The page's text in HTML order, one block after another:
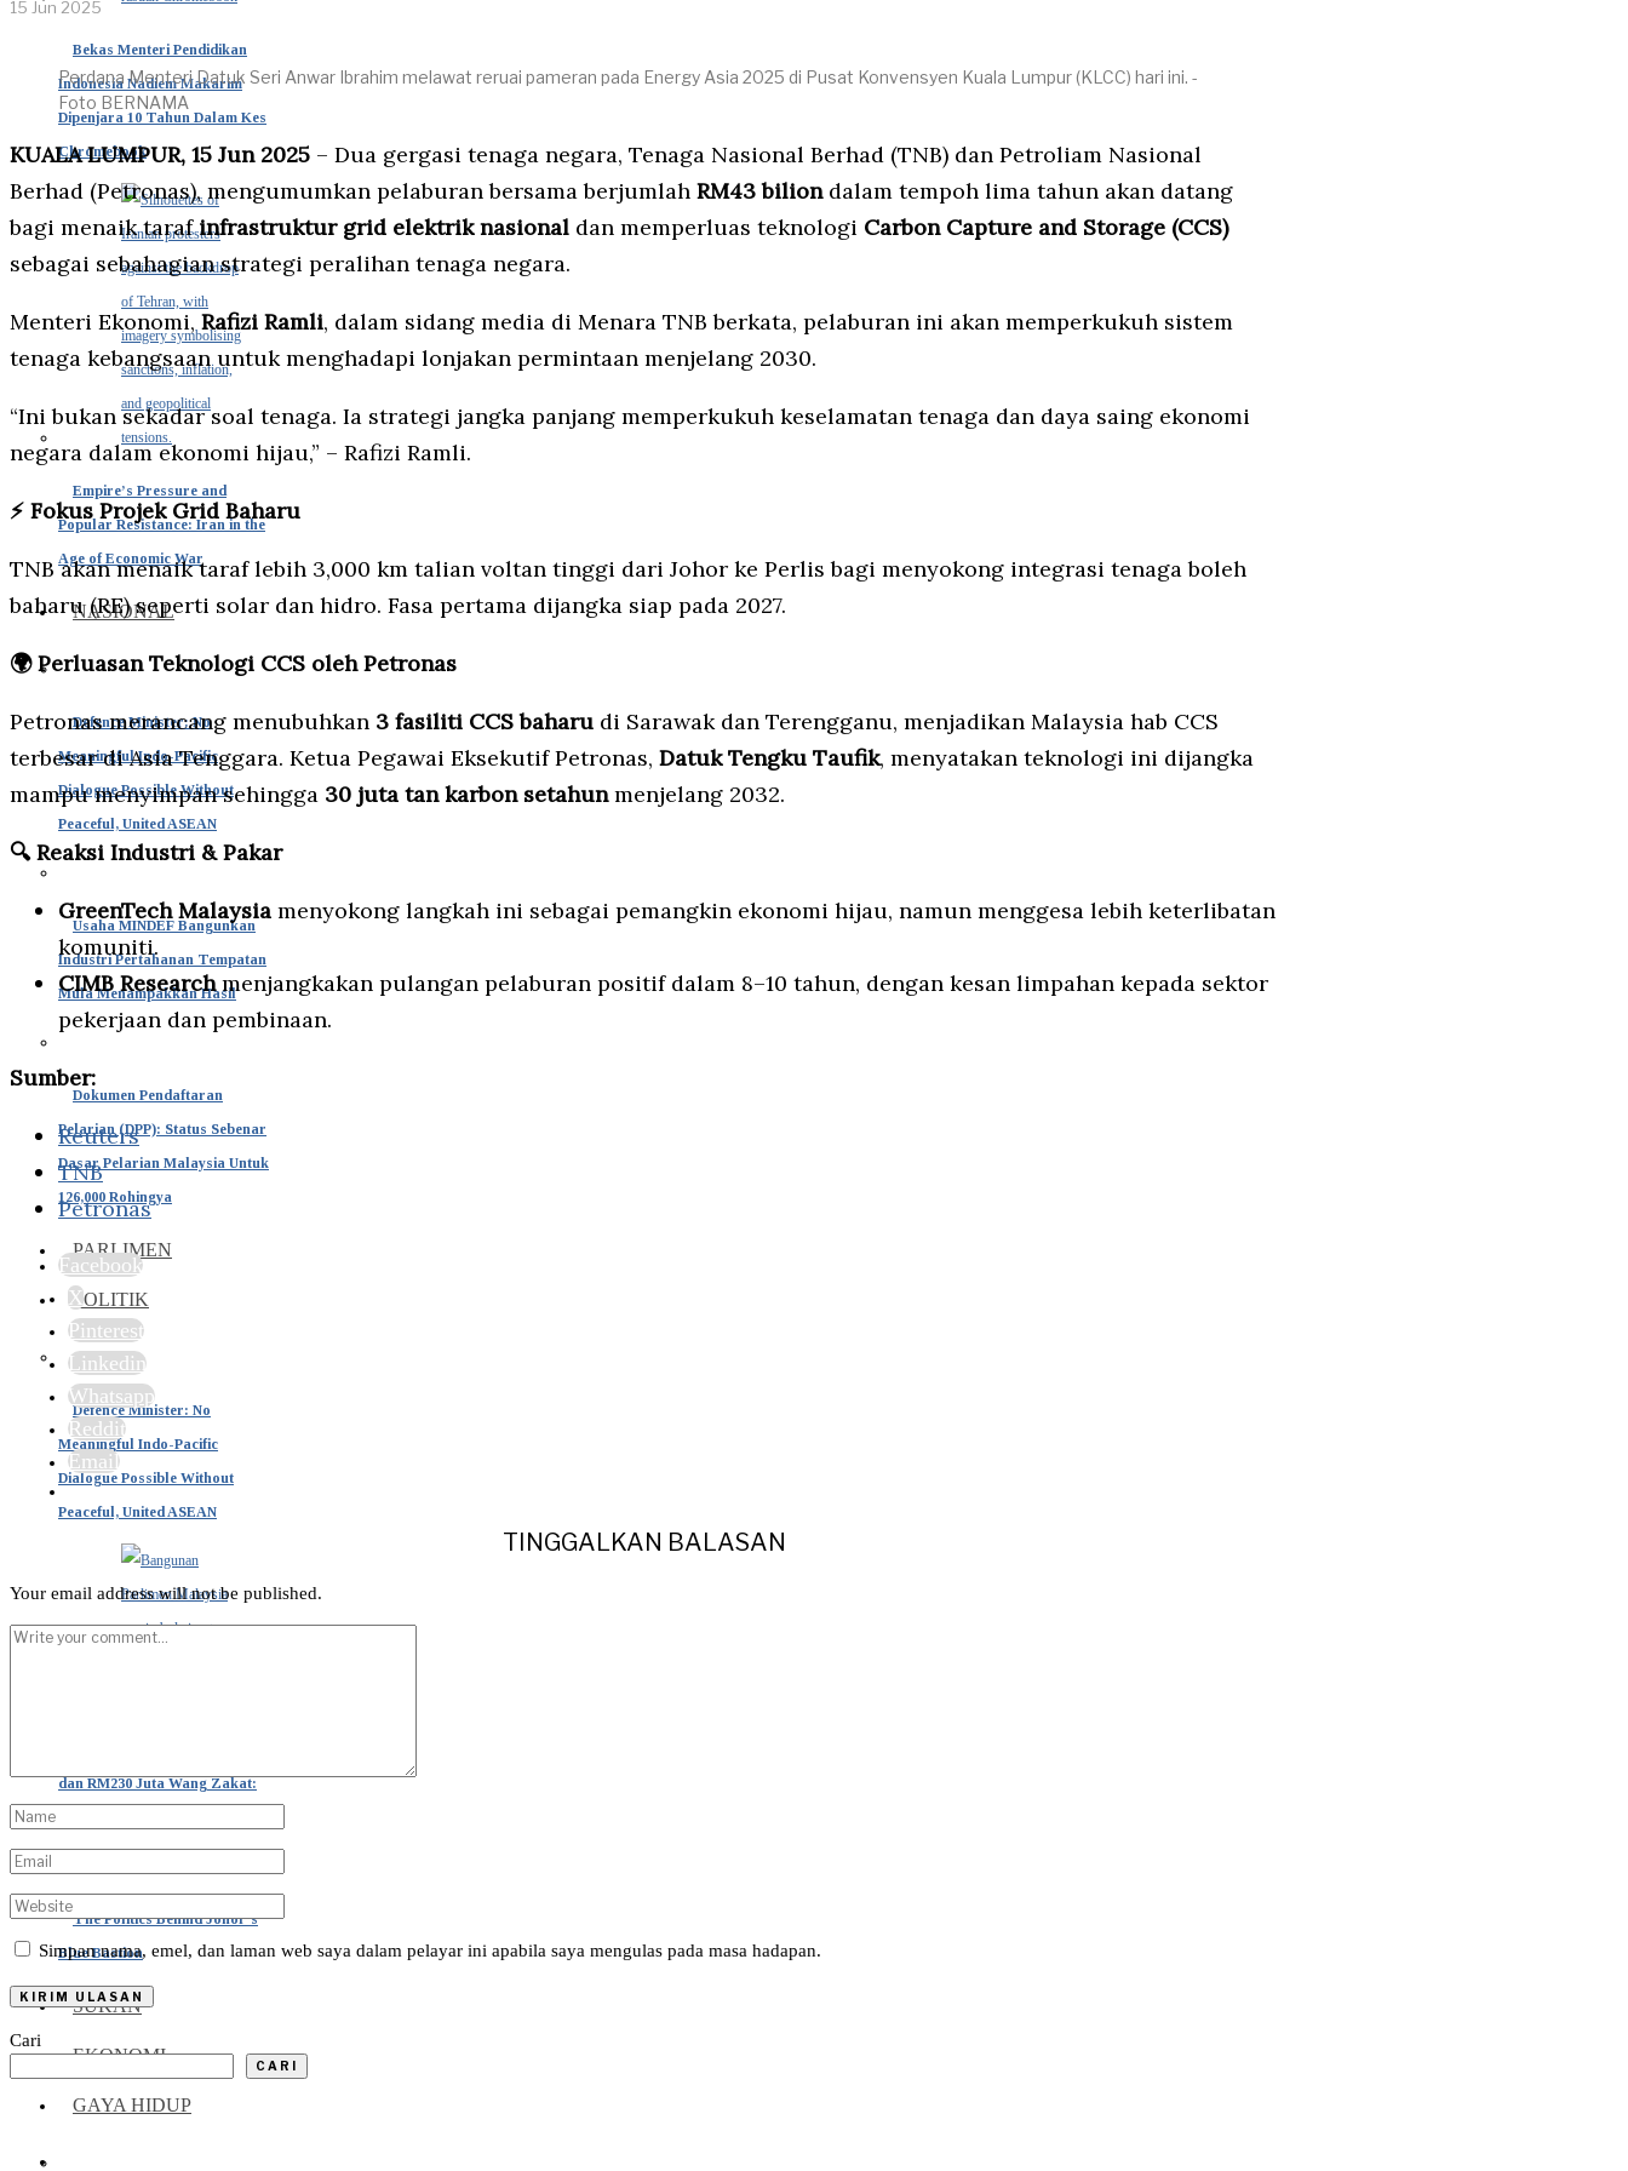
Bekas Menteri Pendidikan
Indonesia Nadiem Makarim
Dipenjara 10 Tahun Dalam Kes
Chromebook
Empire’s Pressure and
Popular Resistance: Iran in the
Age of Economic War
NASIONAL
Defence Minister: No
Meaningful Indo-Pacific
Dialogue Possible Without
Peaceful, United ASEAN
Usaha MINDEF Bangunkan
Industri Pertahanan Tempatan
Mula Menampakkan Hasil
Dokumen Pendaftaran
Pelarian (DPP): Status Sebenar
Dasar Pelarian Malaysia Untuk
126,000 Rohingya
PARLIMEN
POLITIK
Defence Minister: No
Meaningful Indo-Pacific
Dialogue Possible Without
Peaceful, United ASEAN
dan RM230 Juta Wang Zakat:
The Politics Behind Johor’s
Blue Bastion
SUKAN
EKONOMI
GAYA HIDUP
15 Jun 2025
Perdana Menteri Datuk Seri Anwar Ibrahim melawat reruai pameran pada Energy Asia 2025 di Pusat Konvensyen Kuala Lumpur (KLCC) hari ini. -
Foto BERNAMA
KUALA LUMPUR, 15 Jun 2025 – Dua gergasi tenaga negara, Tenaga Nasional Berhad (TNB) dan Petroliam Nasional
Berhad (Petronas), mengumumkan pelaburan bersama berjumlah RM43 biliondalam tempoh lima tahun akan datang
bagi menaik tarafinfrastruktur grid elektrik nasional dan memperluas teknologi Carbon Capture and Storage (CCS)
sebagai sebahagian strategi peralihan tenaga negara.
Menteri Ekonomi, Rafizi Ramli, dalam sidang media di Menara TNB berkata, pelaburan ini akan memperkukuh sistem
tenaga kebangsaan untuk menghadapi lonjakan permintaan menjelang 2030.
“Ini bukan sekadar soal tenaga. Ia strategi jangka panjang memperkukuh keselamatan tenaga dan daya saing ekonomi
negara dalam ekonomi hijau,” – Rafizi Ramli.
⚡ Fokus Projek Grid Baharu
TNB akan menaik taraf lebih 3,000 km talian voltan tinggi dari Johor ke Perlis bagi menyokong integrasi tenaga boleh
baharu (RE) seperti solar dan hidro. Fasa pertama dijangka siap pada 2027.
🌍 Perluasan Teknologi CCS oleh Petronas
Petronas merancang menubuhkan 3 fasiliti CCS baharu di Sarawak dan Terengganu, menjadikan Malaysia hab CCS
terbesar di Asia Tenggara. Ketua Pegawai Eksekutif Petronas, Datuk Tengku Taufik, menyatakan teknologi ini dijangka
mampu menyimpan sehingga 30 juta tan karbon setahunmenjelang 2032.
🔍 Reaksi Industri & Pakar
GreenTech Malaysia menyokong langkah ini sebagai pemangkin ekonomi hijau, namun menggesa lebih keterlibatan
komuniti.
CIMB Researchmenjangkakan pulangan pelaburan positif dalam 8–10 tahun, dengan kesan limpahan kepada sektor
pekerjaan dan pembinaan.
Sumber:
Reuters
TNB
Petronas
Facebook
X
Pinterest
Linkedin
Whatsapp
Reddit
Email
TINGGALKAN BALASAN
Your email address will not be published.
Simpan nama, emel, dan laman web saya dalam pelayar ini apabila saya mengulas pada masa hadapan.
Cari
CARI